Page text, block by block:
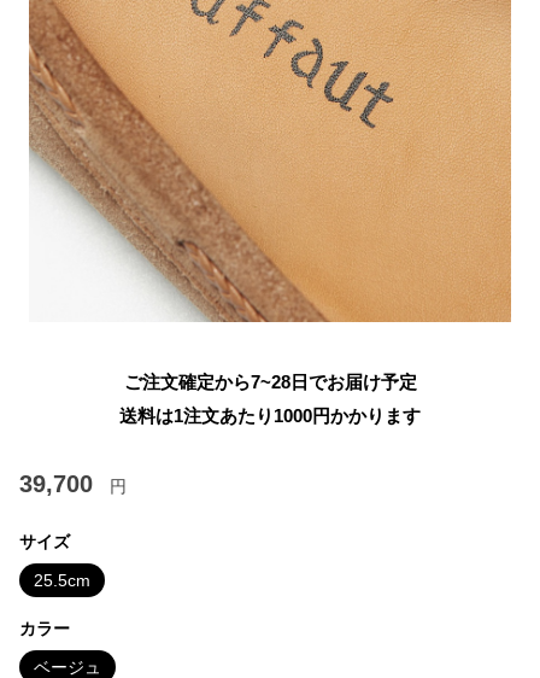
ご注文確定から7~28日でお届け予定
送料は1注文あたり 1000円かかります
39,700 円
サイズ
25.5cm
カラー
ベージュ